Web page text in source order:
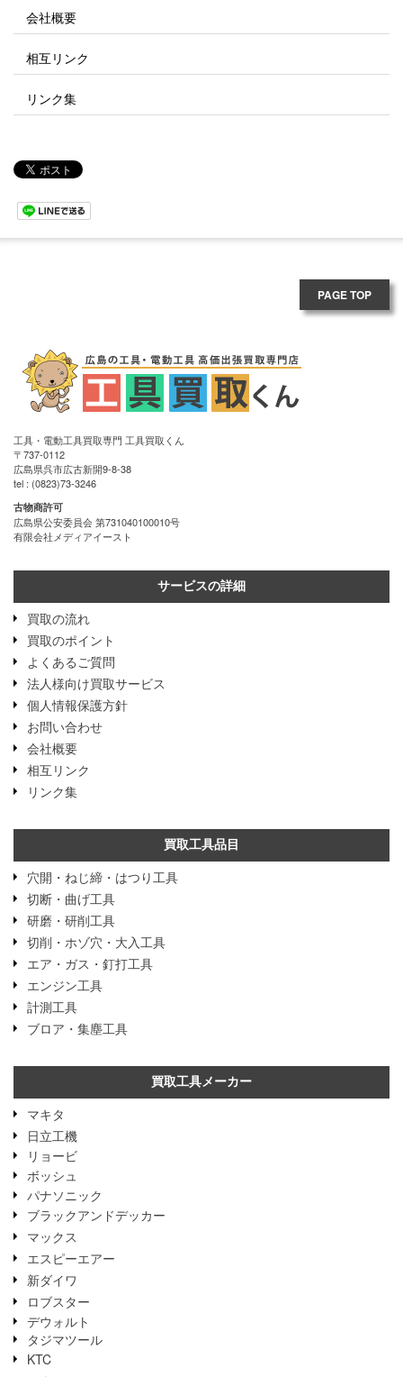
会社概要
相互リンク
リンク集
PAGE TOP
工具・電動工具買取専門 工具買取くん
〒737-0112
広島県呉市広古新開9-8-38
tel : (0823)73-3246
古物商許可
広島県公安委員会 第731040100010号
有限会社メディアイースト
サービスの詳細
買取の流れ
買取のポイント
よくあるご質問
法人様向け買取サービス
個人情報保護方針
お問い合わせ
会社概要
相互リンク
リンク集
買取工具品目
穴開・ねじ締・はつり工具
切断・曲げ工具
研磨・研削工具
切削・ホゾ穴・大入工具
エア・ガス・釘打工具
エンジン工具
計測工具
ブロア・集塵工具
買取工具メーカー
マキタ
日立工機
リョービ
ボッシュ
パナソニック
ブラックアンドデッカー
マックス
エスピーエアー
新ダイワ
ロブスター
デウォルト
タジマツール
KTC